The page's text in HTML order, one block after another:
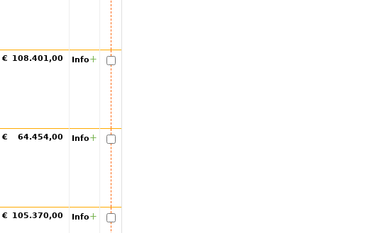
€ 108.401,00 Info+
€ 64.454,00 Info+
€ 105.370,00 Info+